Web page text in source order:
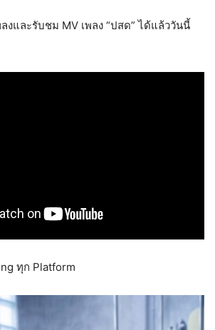
งและรับชม MV เพลง “ปสด” ได้แล้ววันนี้
ทุก Platform